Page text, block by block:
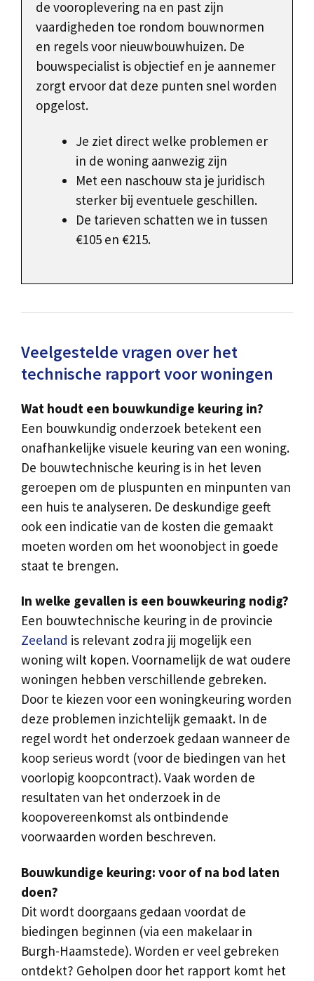
de vooroplevering na en past zijn
vaardigheden toe rondom bouwnormen
en regels voor nieuwbouwhuizen. De
bouwspecialist is objectief en je aannemer
zorgt ervoor dat deze punten snel worden
opgelost.
Je ziet direct welke problemen er
in de woning aanwezig zijn
Met een naschouw sta je juridisch
sterker bij eventuele geschillen.
De tarieven schatten we in tussen
€105 en €215.
Veelgestelde vragen over het
technische rapport voor woningen
Wat houdt een bouwkundige keuring in?
Een bouwkundig onderzoek betekent een
onafhankelijke visuele keuring van een woning.
De bouwtechnische keuring is in het leven
geroepen om de pluspunten en minpunten van
een huis te analyseren. De deskundige geeft
ook een indicatie van de kosten die gemaakt
moeten worden om het woonobject in goede
staat te brengen.
In welke gevallen is een bouwkeuring nodig?
Een bouwtechnische keuring in de provincie
Zeeland is relevant zodra jij mogelijk een
woning wilt kopen. Voornamelijk de wat oudere
woningen hebben verschillende gebreken.
Door te kiezen voor een woningkeuring worden
deze problemen inzichtelijk gemaakt. In de
regel wordt het onderzoek gedaan wanneer de
koop serieus wordt (voor de biedingen van het
voorlopig koopcontract). Vaak worden de
resultaten van het onderzoek in de
koopovereenkomst als ontbindende
voorwaarden worden beschreven.
Bouwkundige keuring: voor of na bod laten
doen?
Dit wordt doorgaans gedaan voordat de
biedingen beginnen (via een makelaar in
Burgh-Haamstede). Worden er veel gebreken
ontdekt? Geholpen door het rapport komt het